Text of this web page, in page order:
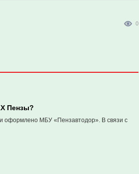
0
Пензы?
оформлено МБУ «Пензавтодор». В связи с